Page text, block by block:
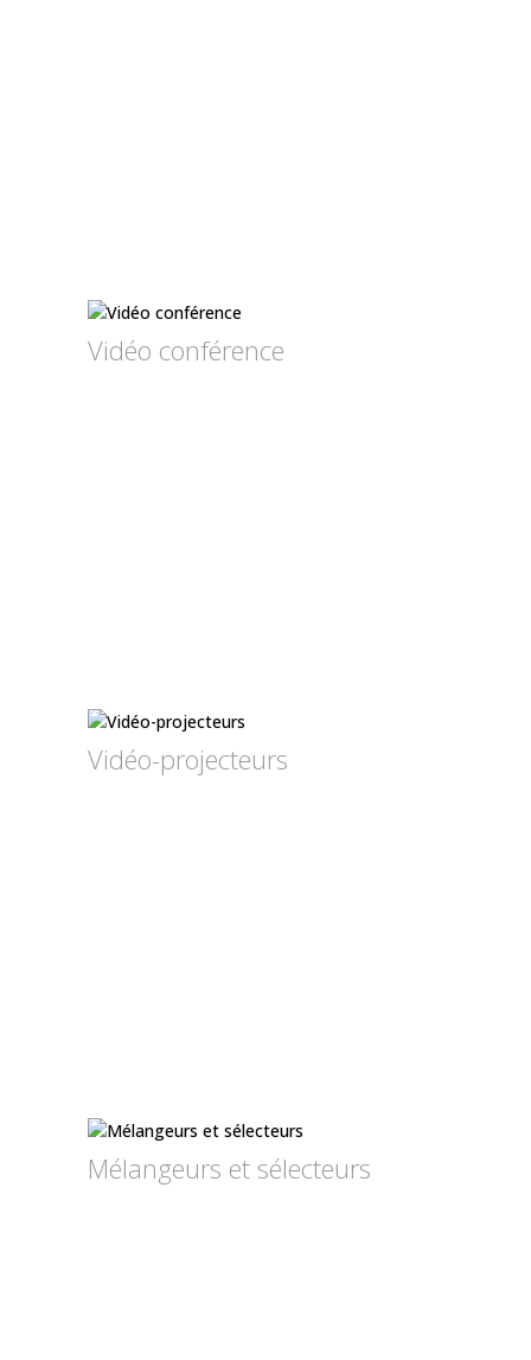
Vidéo conférence
Vidéo-projecteurs
Mélangeurs et sélecteurs